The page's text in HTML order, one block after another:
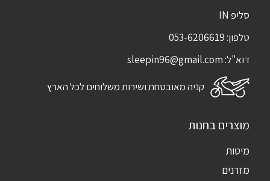
סליפ IN
טלפון:053-6206619
דוא"ל:sleepin96@gmail.com
קניה מאובטחת ושירות משלוחים לכל הארץ
מוצרים בחנות
מיטות
מזרנים